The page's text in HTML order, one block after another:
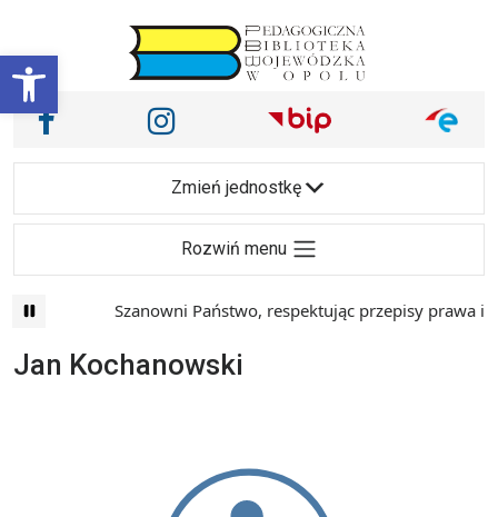
Otwórz pasek narzędzi
Main Navigation
Nasze media społecznościowe i inne
Facebook Instagram
Zmień jednostkę
Rozwiń menu
Szanowni Państwo, respektując przepisy prawa i
Jan Kochanowski